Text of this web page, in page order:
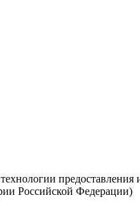
предоставления
Российской Федерации)